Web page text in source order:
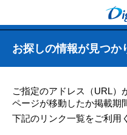
お探しの情報が見つか
ご指定のアドレス（URL）
ページが移動したか掲載期
下記のリンク一覧をご利用